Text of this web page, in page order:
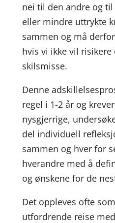
nei til den andre og
eller mindre uttrykte
sammen og må
hvis vi ikke vil
skilsmisse.
Denne
regel i 1-2 år og
nysgjerrige,
del individuell
sammen og hver for
hverandre med å
og ønskene for de
Det oppleves ofte
utfordrende reise